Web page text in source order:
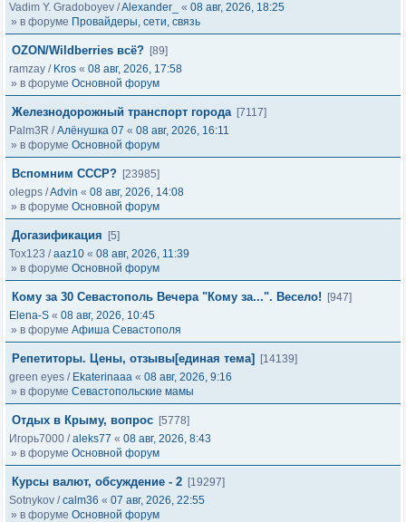
Vadim Y. Gradoboyev /Alexander_ « 08 авг, 2026, 18:25
» в форуме Провайдеры, сети, связь
OZON/Wildberries всё? [89]
ramzay / Kros « 08 авг, 2026, 17:58
» в форуме Основной форум
Железнодорожный транспорт города [7117]
Palm3R /Алёнушка 07 « 08 авг, 2026, 16:11
» в форуме Основной форум
Вспомним СССР? [23985]
olegps /Advin « 08 авг, 2026, 14:08
» в форуме Основной форум
Догазификация
[5]
Tox123 /aaz10 « 08 авг, 2026, 11:39
» в форуме Основной форум
Кому за 30 Севастополь Вечера "Кому за...". Весело!
[947]
Elena-S « 08 авг, 2026, 10:45
» в форуме Афиша Севастополя
Репетиторы. Цены, отзывы[единая тема]
[14139]
green eyes / Ekaterinaaa « 08 авг, 2026, 9:16
» в форуме Севастопольские мамы
Отдых в Крыму, вопрос [5778]
Игорь7000 /aleks77 « 08 авг, 2026, 8:43
» в форуме Основной форум
Курсы валют, обсуждение - 2 [19297]
Sotnykov /calm36 « 07 авг, 2026, 22:55
» в форуме Основной форум